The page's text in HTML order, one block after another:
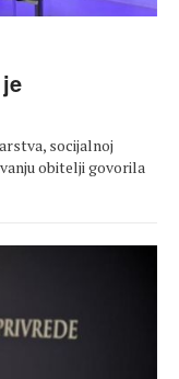
socijalnoj
obitelji govorila